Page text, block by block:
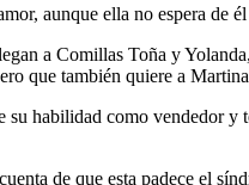
aunque ella no espera de
a Comillas Toña y
que también quiere a
su habilidad como
de que esta padece el